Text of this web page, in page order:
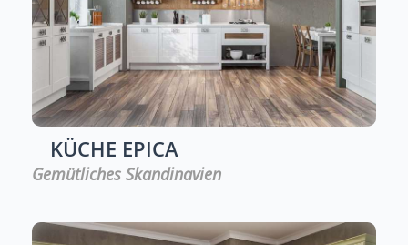
KÜCHE EPICA
Gemütliches Skandinavien